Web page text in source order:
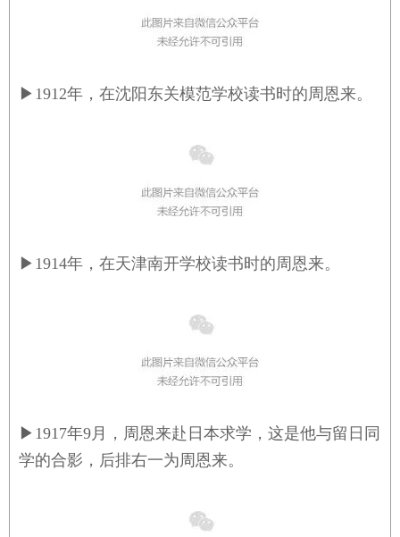
▶ 1912年，在沈阳东关模范学校读书时的周恩来。
▶ 1914年，在天津南开学校读书时的周恩来。
▶ 1917年9月，周恩来赴日本求学，这是他与留日同
学的合影，后排右一为周恩来。